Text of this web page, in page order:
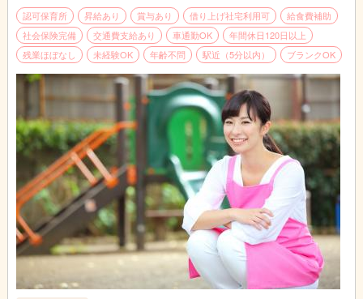
認可保育所 昇給あり 賞与あり 借り上げ社宅利用可
給食費補助
社会保険完備
交通費支給あり 車通勤OK
年間休日120日以上
残業ほぼなし
未経験OK 年齢不問 駅近（5分以内） ブランクOK